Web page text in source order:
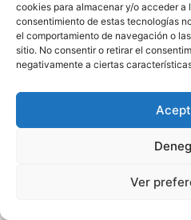
cookies para almacenar y/o acceder a
consentimiento de estas tecnologías
el comportamiento de navegación o
sitio. No consentir o retirar el
negativamente a ciertas
Ver
consentimiento para la
cookies y la aceptación de
pinche el enlace para mayor
ACEPTAR
SEPTIEMBRE 3, 2018 A LAS
quieres estar y di su nombre